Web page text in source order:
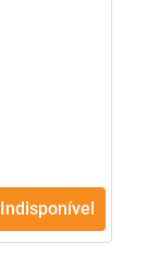
Indisponível